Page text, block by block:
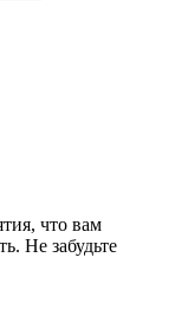
что вам
Не забудьте